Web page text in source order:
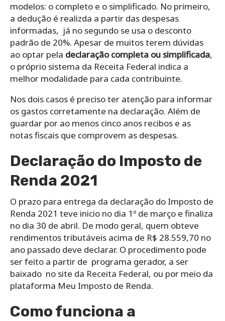
modelos: o completo e o simplificado. No primeiro,
a dedução é realizda a partir das despesas
informadas, já no segundo se usa o desconto
padrão de 20%. Apesar de muitos terem dúvidas
ao optar pela declaração completa ou simplificada,
o próprio sistema da Receita Federal indica a
melhor modalidade para cada contribuinte.
Nos dois casos é preciso ter atenção para informar
os gastos corretamente na declaração. Além de
guardar por ao menos cinco anos recibos e as
notas fiscais que comprovem as despesas.
Declaração do Imposto de
Renda 2021
O prazo para entrega da declaração do Imposto de
Renda 2021 teve inicio no dia 1º de março e finaliza
no dia 30 de abril. De modo geral, quem obteve
rendimentos tributáveis acima de R$ 28.559,70 no
ano passado deve declarar. O procedimento pode
ser feito a partir de programa gerador, a ser
baixado no site da Receita Federal, ou por meio da
plataforma Meu Imposto de Renda.
Como funciona a